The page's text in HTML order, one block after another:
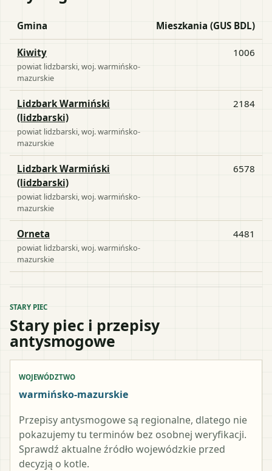
Gmina Mieszkania (GUS BDL)
Kiwity
powiat lidzbarski , woj.warmińsko-
mazurskie
1006
Lidzbark Warmiński
(lidzbarski)
powiat lidzbarski , woj.warmińsko-
mazurskie
2184
Lidzbark Warmiński
(lidzbarski)
powiat lidzbarski , woj.warmińsko-
mazurskie
6578
Orneta
powiat lidzbarski , woj.warmińsko-
mazurskie
4481
STARY PIEC
Stary piec i przepisy
antysmogowe
WOJEWÓDZTWO
warmińsko-mazurskie
Przepisy antysmogowe są regionalne, dlatego nie
pokazujemy tu terminów bez osobnej weryfikacji.
Sprawdź aktualne źródło wojewódzkie przed
decyzją o kotle.